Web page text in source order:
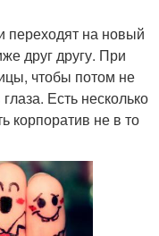
переходят на новый
друг другу. При
чтобы потом не
Есть несколько
корпоратив не в то